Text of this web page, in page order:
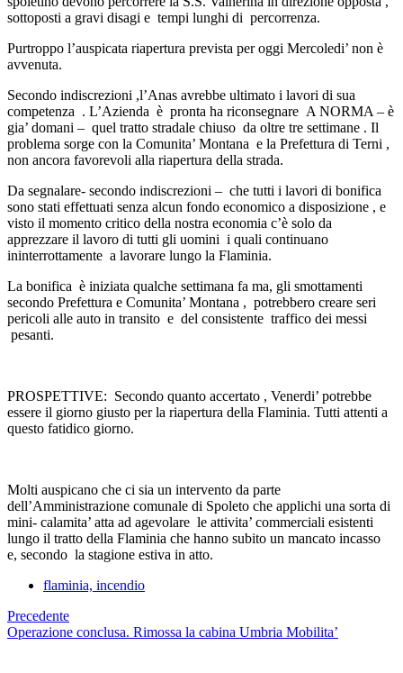
sottoposti a gravi disagi e tempi lunghi di percorrenza.
Purtroppo l’auspicata riapertura prevista per oggi Mercoledi’ non è
avvenuta.
Secondo indiscrezioni ,l’Anas avrebbe ultimato i lavori di sua
competenza . L’Azienda è pronta ha riconsegnare A NORMA – è
gia’ domani – quel tratto stradale chiuso da oltre tre settimane . Il
problema sorge con la Comunita’ Montana e la Prefettura di Terni ,
non ancora favorevoli alla riapertura della strada.
Da segnalare- secondo indiscrezioni – che tutti i lavori di bonifica
sono stati effettuati senza alcun fondo economico a disposizione , e
visto il momento critico della nostra economia c’è solo da
apprezzare il lavoro di tutti gli uomini i quali continuano
ininterrottamente a lavorare lungo la Flaminia.
La bonifica è iniziata qualche settimana fa ma, gli smottamenti
secondo Prefettura e Comunita’ Montana , potrebbero creare seri
pericoli alle auto in transito e del consistente traffico dei messi
pesanti.
PROSPETTIVE: Secondo quanto accertato , Venerdi’ potrebbe
essere il giorno giusto per la riapertura della Flaminia. Tutti attenti a
questo fatidico giorno.
Molti auspicano che ci sia un intervento da parte
dell’Amministrazione comunale di Spoleto che applichi una sorta di
mini- calamita’ atta ad agevolare le attivita’ commerciali esistenti
lungo il tratto della Flaminia che hanno subito un mancato incasso
e, secondo la stagione estiva in atto.
flaminia, incendio
Precedente
Operazione conclusa. Rimossa la cabina Umbria Mobilita’